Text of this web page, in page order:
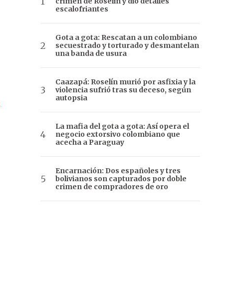
escalofriantes
Gota a gota: Rescatan a un colombiano
secuestrado y torturado y desmantelan
una banda de usura
Caazapá: Roselín murió por asfixia y la
violencia sufrió tras su deceso, según
autopsia
La mafia del gota a gota: Así opera el
negocio extorsivo colombiano que
acecha a Paraguay
Encarnación: Dos españoles y tres
bolivianos son capturados por doble
crimen de compradores de oro